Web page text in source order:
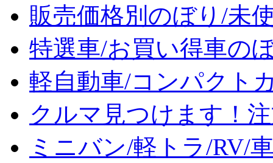
販売価格別のぼり/未
特選車/お買い得車の
軽自動車/コンパクト
クルマ見つけます！
ミニバン/軽トラ/RV/